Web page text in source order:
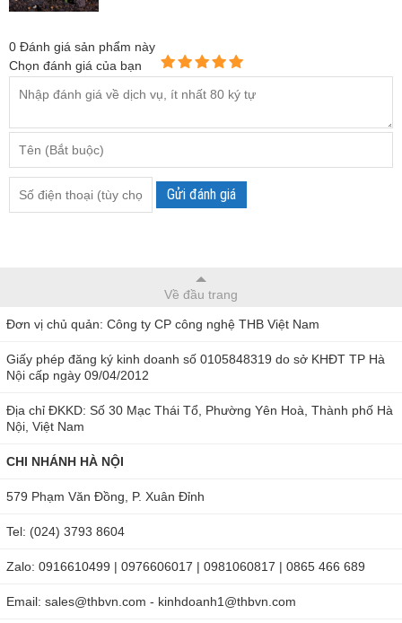
0 Đánh giá sản phẩm này
Chọn đánh giá của bạn
Gửi đánh giá
Về đầu trang
Đơn vị chủ quản: Công ty CP công nghệ THB Việt Nam
Giấy phép đăng ký kinh doanh số 0105848319 do sở KHĐT TP Hà
Nội cấp ngày 09/04/2012
Địa chỉ ĐKKD: Số 30 Mạc Thái Tổ, Phường Yên Hoà, Thành phố Hà
Nội, Việt Nam
CHI NHÁNH HÀ NỘI
579 Phạm Văn Đồng, P. Xuân Đỉnh
Tel: (024) 3793 8604
Zalo: 0916610499 | 0976606017 | 0981060817 | 0865 466 689
Email: sales@thbvn.com - kinhdoanh1@thbvn.com